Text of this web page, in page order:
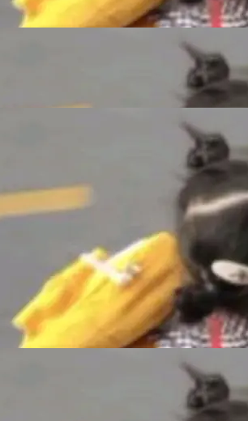
，游戏开发者的核心诉求
道”，而是一套能够持续
累，旨在为游戏玩家带来
选择。 B850 AORUS ELI
场景释放处理器潜力，
卡点不是 AI 写得不够
。 好到审查排期从两天的
说 AI 把瓶颈从写代码
端。作为一个原生的 Gra
： feat(zero)：Zero 现
（token=...;whitelist
格式一致，并据此对其
权。 <blockquote> <p>
：</strong>&nbsp;Zero
小竹签，一个竹筒，一头
起来，竹膜震动，发出“哇
越来越难找了，有开发者
，放在 zhuzhiliao.imsai.c
源。 玩法很简单：按住屏
机。页面会实时显示转速
真实竹知了录音的 1.72 秒
解码失败时，还有一套合
器模拟脉冲，并联带通共
医学影像数据要素
标注，张医生过去需要约1
百张连续影像上，一笔一
识别肌肉组织。如今，使
注平台，同样的工作缩短
倍。 这组数字背后，改变
医学影像转化为AI能力的
v3.3.2 正式发布
，重心在内核稳定性。我
系，扩展了 Triple 协议与